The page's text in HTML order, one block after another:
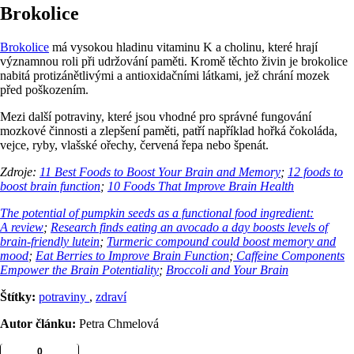
Brokolice
Brokolice má vysokou hladinu vitaminu K a cholinu, které hrají
významnou roli při udržování paměti. Kromě těchto živin je brokolice
nabitá protizánětlivými a antioxidačními látkami, jež chrání mozek
před poškozením.
Mezi další potraviny, které jsou vhodné pro správné fungování
mozkové činnosti a zlepšení paměti, patří například hořká čokoláda,
vejce, ryby, vlašské ořechy, červená řepa nebo špenát.
Zdroje: 11 Best Foods to Boost Your Brain and Memory; 12 foods to
boost brain function; 10 Foods That Improve Brain Health
The potential of pumpkin seeds as a functional food ingredient:
A review; Research finds eating an avocado a day boosts levels of
brain-friendly lutein; Turmeric compound could boost memory and
mood; Eat Berries to Improve Brain Function; Caffeine Components
Empower the Brain Potentiality; Broccoli and Your Brain
Štítky: potraviny , zdraví
Autor článku: Petra Chmelová